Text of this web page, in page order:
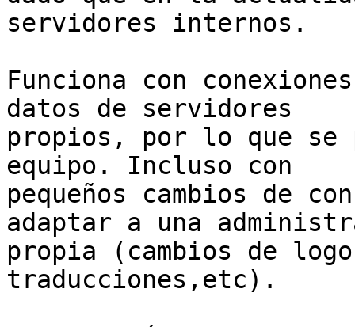
servidores internos.
Funciona con
datos de servidores
propios, por lo que se
equipo. Incluso con
pequeños cambios de
adaptar a una
propia (cambios de
traducciones,etc).